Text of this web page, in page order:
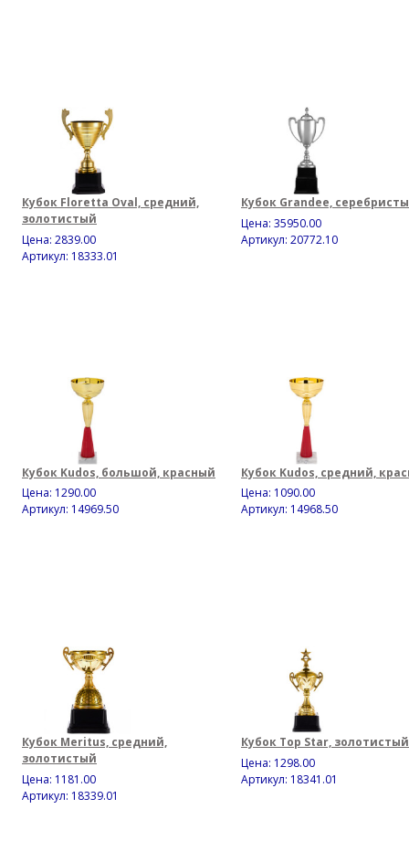
Кубок Floretta Oval, средний,
золотистый
Цена: 2839.00
Артикул: 18333.01
Кубок Grandee,
Цена: 35950.00
Артикул: 20772.10
Кубок Kudos, большой, красный
Цена: 1290.00
Артикул: 14969.50
Кубок Kudos, средний,
Цена: 1090.00
Артикул: 14968.50
Кубок Meritus, средний,
золотистый
Цена: 1181.00
Артикул: 18339.01
Кубок Top Star, золотистый
Цена: 1298.00
Артикул: 18341.01